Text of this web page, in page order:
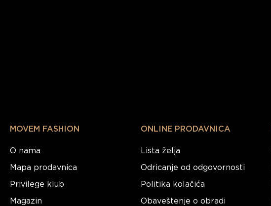
MOVEM FASHION
O nama
Mapa prodavnica
Privilege klub
Magazin
ONLINE PRODAVNICA
Lista želja
Odricanje od odgovornosti
Politika kolačića
Obaveštenje o obradi